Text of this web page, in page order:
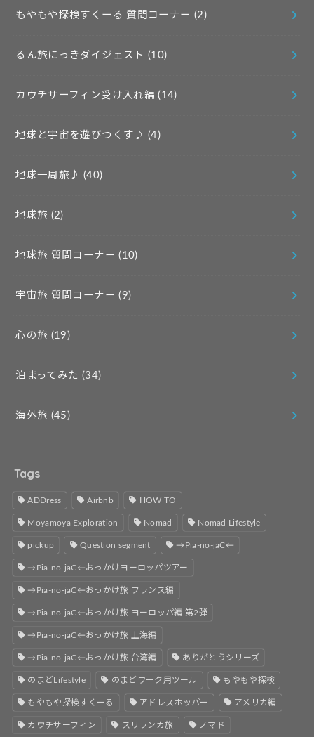
もやもや探検すくーる 質問コーナー (2)
るん旅にっきダイジェスト (10)
カウチサーフィン受け入れ編(14)
地球と宇宙を遊びつくす♪ (4)
地球一周旅♪ (40)
地球旅 (2)
地球旅 質問コーナー(10)
宇宙旅 質問コーナー(9)
心の旅 (19)
泊まってみた (34)
海外旅 (45)
Tags
ADDress Airbnb HOW TO
Moyamoya Exploration Nomad Nomad Lifestyle
pickup Question segment →Pia-no-jaC←
→Pia-no-jaC←おっかけヨーロッパツアー
→Pia-no-jaC←おっかけ旅 フランス編
→Pia-no-jaC←おっかけ旅 ヨーロッパ編 第2弾
→Pia-no-jaC←おっかけ旅 上海編
→Pia-no-jaC←おっかけ旅 台湾編 ありがとうシリーズ
のまどLifestyle のまどワーク用ツール もやもや探検
もやもや探検すくーる アドレスホッパー アメリカ編
カウチサーフィン スリランカ旅 ノマド